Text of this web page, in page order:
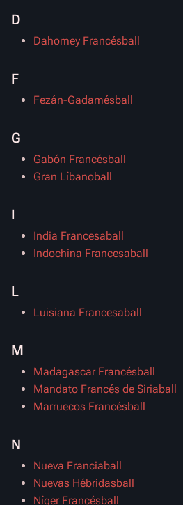
D
Dahomey Francésball
F
Fezán-Gadamésball
G
Gabón Francésball
Gran Líbanoball
I
India Francesaball
Indochina Francesaball
L
Luisiana Francesaball
M
Madagascar Francésball
Mandato Francés de Siriaball
Marruecos Francésball
N
Nueva Franciaball
Nuevas Hébridasball
Níger Francésball